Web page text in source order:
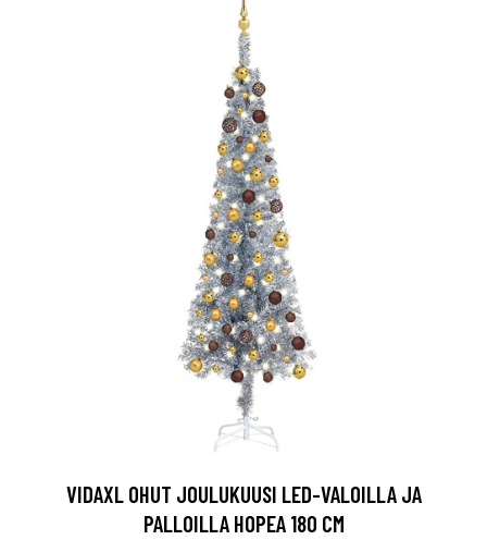
VIDAXL OHUT JOULUKUUSI LED-VALOILLA JA
PALLOILLA HOPEA 180 CM